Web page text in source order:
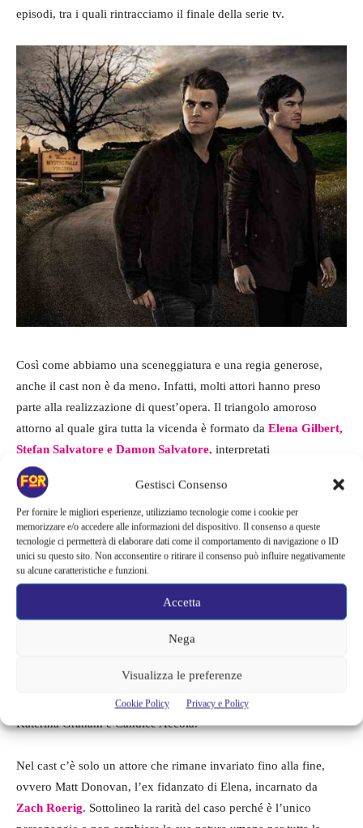
Gestisci Consenso
Per fornire le migliori esperienze, utilizziamo tecnologie come i cookie per
memorizzare e/o accedere alle informazioni del dispositivo. Il consenso a queste
tecnologie ci permetterà di elaborare dati come il comportamento di navigazione o ID
unici su questo sito. Non acconsentire o ritirare il consenso può influire negativamente
su alcune caratteristiche e funzioni.
Accetta
Nega
Visualizza le preferenze
Cookie Policy Privacy e Policy
episodi, tra i quali rintracciamo il finale della serie tv.
Così come abbiamo una sceneggiatura e una regia generose,
anche il cast non è da meno. Infatti, molti attori hanno preso
parte alla realizzazione di quest’opera. Il triangolo amoroso
attorno al quale gira tutta la vicenda è formato da Elena Gilbert,
Stefan Salvatore e Damon Salvatore, interpretati
rispettivamente dall’attrice bulgara naturalizzata canadese
Dobrev
e dai due attori statunitensiPaul Wesley e Ian
Somerhalder.
Dietro questo triangolo, aleggia un quarto elemento, una donna,
di nome Katherine Pierce, molto importante per il destino dei tre
protagonisti, nonché doppelganger di Elena, sempre interpretata
daNina Dobrev. Elena ha un fratello minore di nomeJeremy
Steven R. McQueen
sono tutti all’oscuro, compresa Bonnie, per un po’ di tempo) e la
coetanea Caroline Forbes, interpretate rispettivamente dalle attrici
Katerina Graham e Candice Accola.
Nel cast c’è solo un attore che rimane invariato fino alla fine,
ovvero Matt Donovan, l’ex fidanzato di Elena, incarnato da
Zach Roerig. Sottolineo la rarità del caso perché è l’unico